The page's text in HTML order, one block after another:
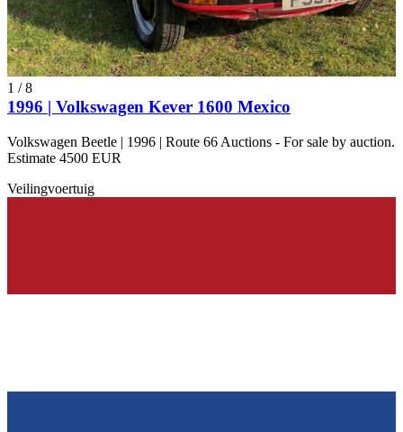
1 /8
1996 | Volkswagen Kever 1600 Mexico
Volkswagen Beetle | 1996 | Route 66 Auctions - For sale by auction.
Estimate 4500 EUR
Veilingvoertuig